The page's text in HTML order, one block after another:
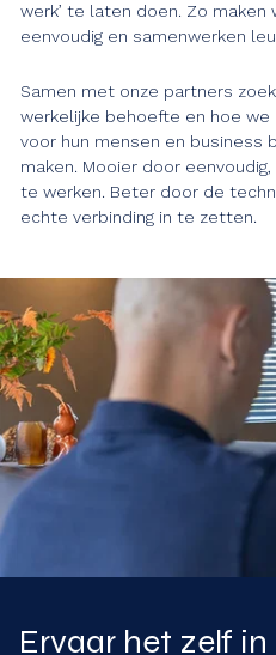
werk’ te laten doen. Zo
eenvoudig en samenwerken
Samen met onze partners
werkelijke behoefte en hoe
voor hun mensen en business
maken. Mooier door
te werken. Beter door de
echte verbinding in te zetten.
Ervaar het zelf in